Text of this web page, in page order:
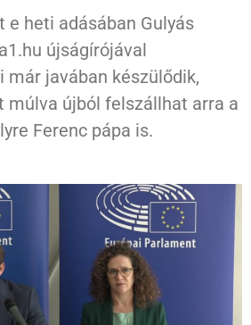
e heti adásában Gulyás
újságírójával
már javában készülődik,
múlva újból felszállhat arra a
Ferenc pápa is.